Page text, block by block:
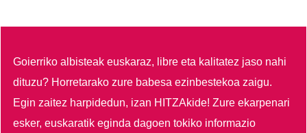
Goierriko albisteak euskaraz, libre eta kalitatez jaso nahi
dituzu? Horretarako zure babesa ezinbestekoa zaigu.
Egin zaitez harpidedun, izan HITZAkide!Zure ekarpenari
esker, euskaratik eginda dagoen tokiko informazio